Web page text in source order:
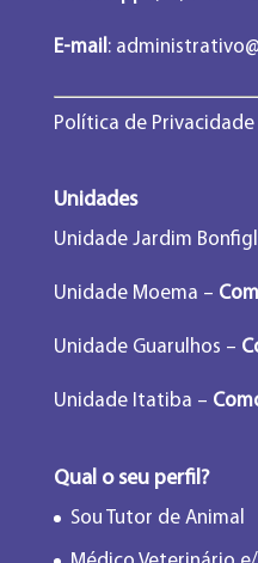
E-mail :
Política de Privacidade
Unidades
Unidade Jardim
Unidade Moema –
Unidade Guarulhos –
Unidade Itatiba –
Qual o seu perfil?
Sou Tutor de Animal